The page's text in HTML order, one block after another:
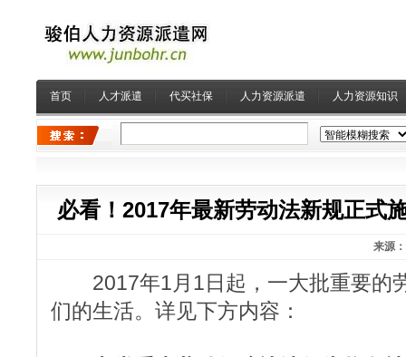
首页 人才派遣 代买社保 人力资源派遣 人力资源知识
必看！2017年最新劳动法新规正式
来源：
2017年1月1日起，一大批重要的
们的生活。详见下方内容：